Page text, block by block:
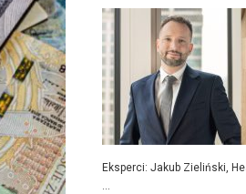
Eksperci: Jakub Zieliński,
...